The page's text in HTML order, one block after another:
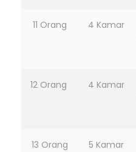
11 Orang 4 Kamar
12 Orang 4 Kamar
13 Orang 5 Kamar